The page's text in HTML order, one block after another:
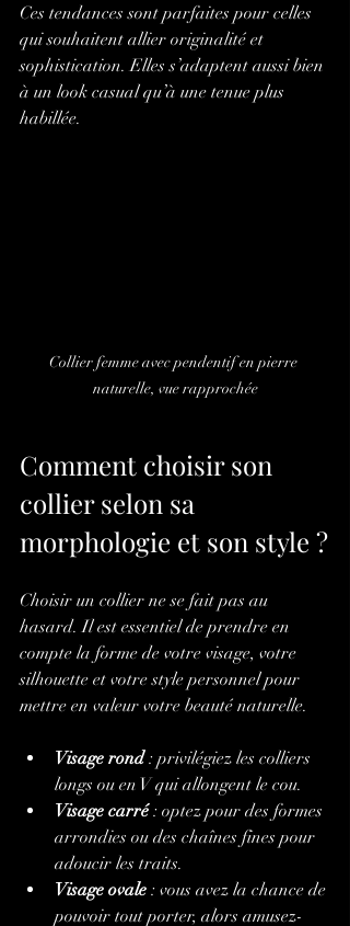
Ces tendances sont parfaites pour celles
qui souhaitent allier originalité et
sophistication. Elles s’adaptent aussi bien
à un look casual qu’à une tenue plus
habillée.
Collier femme avec pendentif en pierre
naturelle, vue rapprochée
Comment choisir son
collier selon sa
morphologie et son style ?
Choisir un collier ne se fait pas au
hasard. Il est essentiel de prendre en
compte la forme de votre visage, votre
silhouette et votre style personnel pour
mettre en valeur votre beauté naturelle.
Visage rond : privilégiez les colliers
longs ou en V qui allongent le cou.
Visage carré : optez pour des formes
arrondies ou des chaînes fines pour
adoucir les traits.
Visage ovale : vous avez la chance de
pouvoir tout porter, alors amusez-